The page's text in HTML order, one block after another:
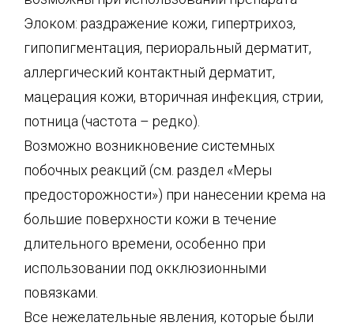
Элоком: раздражение кожи, гипертрихоз,
гипопигментация, периоральный дерматит,
аллергический контактный дерматит,
мацерация кожи, вторичная инфекция, стрии,
потница (частота – редко).
Возможно возникновение системных
побочных реакций (см. раздел «Меры
предосторожности») при нанесении крема на
большие поверхности кожи в течение
длительного времени, особенно при
использовании под окклюзионными
повязками.
Все нежелательные явления, которые были